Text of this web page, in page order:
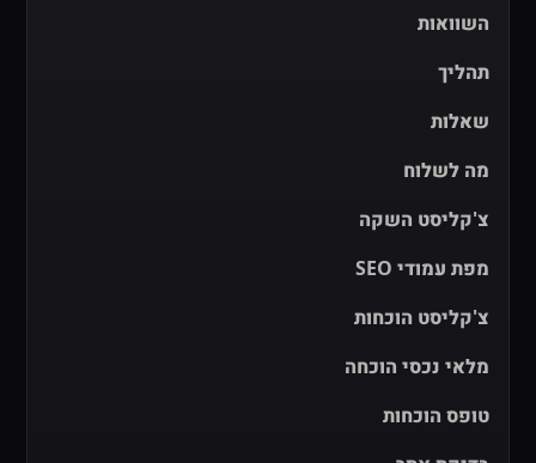
השוואות
תהליך
שאלות
מה לשלוח
צ'קליסט השקה
מפת עמודי SEO
צ'קליסט הוכחות
מלאי נכסי הוכחה
טופס הוכחות